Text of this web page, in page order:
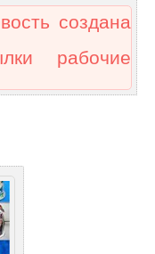
создана
рабочие